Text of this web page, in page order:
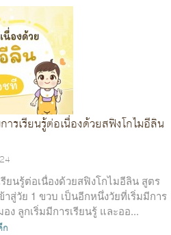
รเรียนรู้ต่อเนื่องด้วยสฟิงโกไมอีลิน
รียนรู้ต่อเนื่องด้วยสฟิงโกไมอีลิน สูตร
าสู่วัย 1 ขวบ เป็นอีกหนึ่งวัยที่เริ่มมีการ
ง ลูกเริ่มมีการเรียนรู้ และออ...
ก